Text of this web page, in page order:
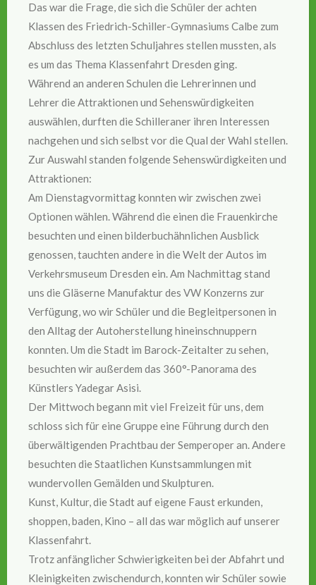
Das war die Frage, die sich die Schüler der achten
Klassen des Friedrich-Schiller-Gymnasiums Calbe zum
Abschluss des letzten Schuljahres stellen mussten, als
es um das Thema Klassenfahrt Dresden ging.
Während an anderen Schulen die Lehrerinnen und
Lehrer die Attraktionen und Sehenswürdigkeiten
auswählen, durften die Schilleraner ihren Interessen
nachgehen und sich selbst vor die Qual der Wahl stellen.
Zur Auswahl standen folgende Sehenswürdigkeiten und
Attraktionen:
Am Dienstagvormittag konnten wir zwischen zwei
Optionen wählen. Während die einen die Frauenkirche
besuchten und einen bilderbuchähnlichen Ausblick
genossen, tauchten andere in die Welt der Autos im
Verkehrsmuseum Dresden ein. Am Nachmittag stand
uns die Gläserne Manufaktur des VW Konzerns zur
Verfügung, wo wir Schüler und die Begleitpersonen in
den Alltag der Autoherstellung hineinschnuppern
konnten. Um die Stadt im Barock-Zeitalter zu sehen,
besuchten wir außerdem das 360°-Panorama des
Künstlers Yadegar Asisi.
Der Mittwoch begann mit viel Freizeit für uns, dem
schloss sich für eine Gruppe eine Führung durch den
überwältigenden Prachtbau der Semperoper an. Andere
besuchten die Staatlichen Kunstsammlungen mit
wundervollen Gemälden und Skulpturen.
Kunst, Kultur, die Stadt auf eigene Faust erkunden,
shoppen, baden, Kino – all das war möglich auf unserer
Klassenfahrt.
Trotz anfänglicher Schwierigkeiten bei der Abfahrt und
Kleinigkeiten zwischendurch, konnten wir Schüler sowie